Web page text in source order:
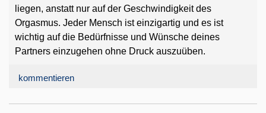
liegen, anstatt nur auf der Geschwindigkeit des
Orgasmus. Jeder Mensch ist einzigartig und es ist
wichtig auf die Bedürfnisse und Wünsche deines
Partners einzugehen ohne Druck auszuüben.
kommentieren